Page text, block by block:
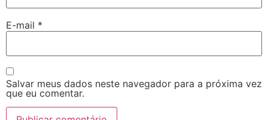
E-mail *
Salvar meus dados neste navegador para a próxima vez
que eu comentar.